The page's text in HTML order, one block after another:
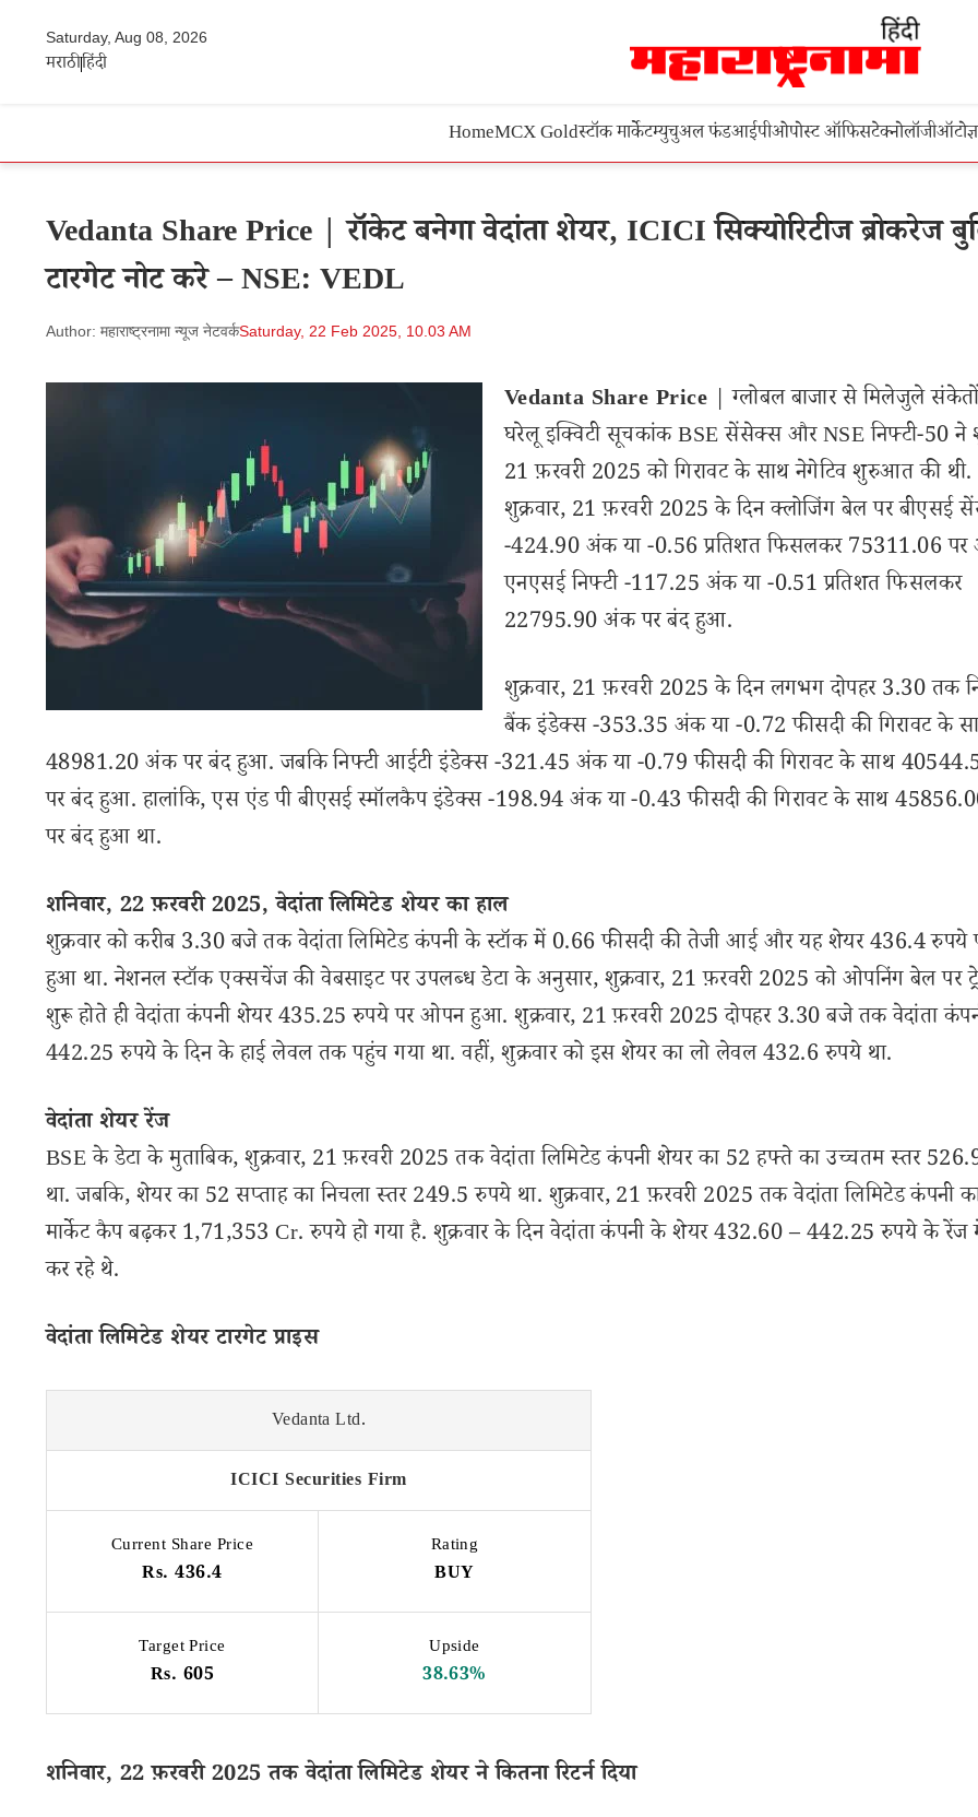
Saturday, Aug 08, 2026
मराठीहिंदी
HomeMCX Goldस्टॉक मार्केटम्युचुअल फंडआईपीओपोस्ट ऑफिसटेक्नोलॉजीऑटो
Vedanta Share Price | रॉकेट बनेगा वेदांता शेयर, ICICI सिक्योरिटीज ब्रोकरेज
टारगेट नोट करे – NSE: VEDL
Author: महाराष्ट्रनामा न्यूज नेटवर्कSaturday, 22 Feb 2025, 10.03 AM
Vedanta Share Price | ग्लोबल बाजार से मिलेजुले
घरेलू इक्विटी सूचकांक BSE सेंसेक्स और NSE निफ्टी-50 ने
21 फ़रवरी 2025 को गिरावट के साथ नेगेटिव शुरुआत की थी.
शुक्रवार, 21 फ़रवरी 2025 के दिन क्लोजिंग बेल पर बीएसई
-424.90 अंक या -0.56 प्रतिशत फिसलकर 75311.06
एनएसई निफ्टी -117.25 अंक या -0.51 प्रतिशत फिसलकर
22795.90 अंक पर बंद हुआ.
शुक्रवार, 21 फ़रवरी 2025 के दिन लगभग दोपहर 3.30 तक
बैंक इंडेक्स -353.35 अंक या -0.72 फीसदी की गिरावट के
48981.20 अंक पर बंद हुआ. जबकि निफ्टी आईटी इंडेक्स -321.45 अंक या -0.79 फीसदी की गिरावट के साथ
पर बंद हुआ. हालांकि, एस एंड पी बीएसई स्मॉलकैप इंडेक्स -198.94 अंक या -0.43 फीसदी की गिरावट के साथ
पर बंद हुआ था.
शनिवार, 22 फ़रवरी 2025, वेदांता लिमिटेड शेयर का हाल
शुक्रवार को करीब 3.30 बजे तक वेदांता लिमिटेड कंपनी के स्टॉक में 0.66 फीसदी की तेजी आई और यह शेयर 436.4 रुपये
हुआ था. नेशनल स्टॉक एक्सचेंज की वेबसाइट पर उपलब्ध डेटा के अनुसार, शुक्रवार, 21 फ़रवरी 2025 को ओपनिंग बेल पर
शुरू होते ही वेदांता कंपनी शेयर 435.25 रुपये पर ओपन हुआ. शुक्रवार, 21 फ़रवरी 2025 दोपहर 3.30 बजे तक वेदांता
442.25 रुपये के दिन के हाई लेवल तक पहुंच गया था. वहीं, शुक्रवार को इस शेयर का लो लेवल 432.6 रुपये था.
वेदांता शेयर रेंज
BSE के डेटा के मुताबिक, शुक्रवार, 21 फ़रवरी 2025 तक वेदांता लिमिटेड कंपनी शेयर का 52 हफ्ते का उच्चतम स्तर
था. जबकि, शेयर का 52 सप्ताह का निचला स्तर 249.5 रुपये था. शुक्रवार, 21 फ़रवरी 2025 तक वेदांता लिमिटेड कंपनी
मार्केट कैप बढ़कर 1,71,353 Cr. रुपये हो गया है. शुक्रवार के दिन वेदांता कंपनी के शेयर 432.60 – 442.25 रुपये के रेंज
कर रहे थे.
वेदांता लिमिटेड शेयर टारगेट प्राइस
Vedanta Ltd.
ICICI Securities Firm
Current Share Price
Rs. 436.4
Rating
BUY
Target Price
Rs. 605
Upside
38.63%
शनिवार, 22 फ़रवरी 2025 तक वेदांता लिमिटेड शेयर ने कितना रिटर्न दिया